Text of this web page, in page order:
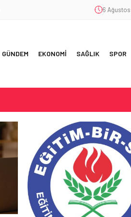
6
GÜNDEM EKONOMİ SAĞLIK SPOR